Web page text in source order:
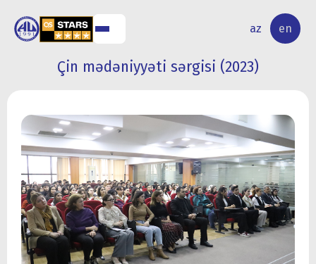
az en
RESEARCH
ACTIVITY
Çin mədəniyyəti sərgisi (2023)